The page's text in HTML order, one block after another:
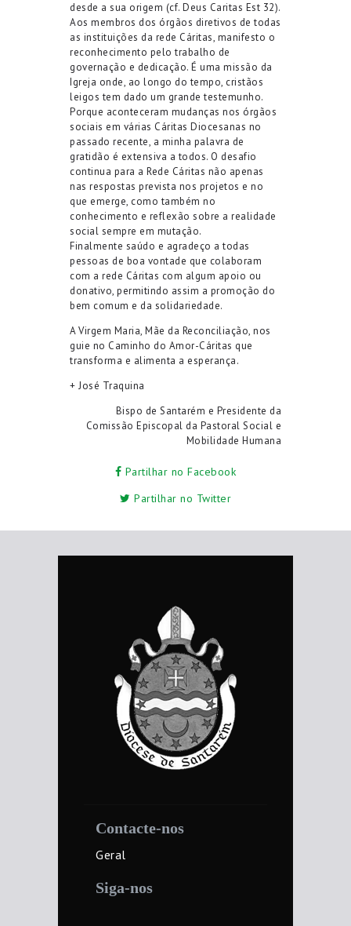
desde a sua origem (cf. Deus Caritas Est 32).
Aos membros dos órgãos diretivos de todas
as instituições da rede Cáritas, manifesto o
reconhecimento pelo trabalho de
governação e dedicação. É uma missão da
Igreja onde, ao longo do tempo, cristãos
leigos tem dado um grande testemunho.
Porque aconteceram mudanças nos órgãos
sociais em várias Cáritas Diocesanas no
passado recente, a minha palavra de
gratidão é extensiva a todos. O desafio
continua para a Rede Cáritas não apenas
nas respostas prevista nos projetos e no
que emerge, como também no
conhecimento e reflexão sobre a realidade
social sempre em mutação.
Finalmente saúdo e agradeço a todas
pessoas de boa vontade que colaboram
com a rede Cáritas com algum apoio ou
donativo, permitindo assim a promoção do
bem comum e da solidariedade.
A Virgem Maria, Mãe da Reconciliação, nos
guie no Caminho do Amor-Cáritas que
transforma e alimenta a esperança.
+ José Traquina
Bispo de Santarém e Presidente da
Comissão Episcopal da Pastoral Social e
Mobilidade Humana
Partilhar no Facebook
Partilhar no Twitter
Contacte-nos
Geral
Siga-nos